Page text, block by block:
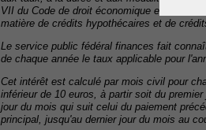
VII du Code de droit économique et à la
matière de crédits hypothécaires et de
Le service public fédéral finances fait
de chaque année le taux applicable pour
Cet intérêt est calculé par mois civil pour
inférieur de 10 euros, à partir soit du
jour du mois qui suit celui du paiement
principal, jusqu'au dernier jour du mois au